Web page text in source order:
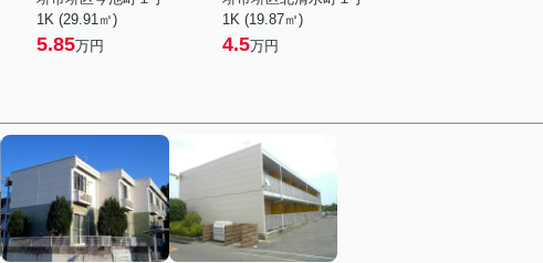
1K (29.91㎡)
5.85万円
1K (19.87㎡)
4.5万円